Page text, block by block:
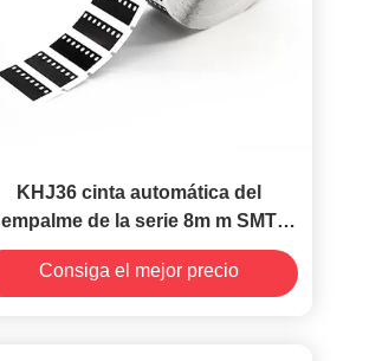
KHJ36 cinta automática del
empalme de la serie 8m m SMT
para la máquina que empalma
automática KHJ KA100P
Consiga el mejor precio